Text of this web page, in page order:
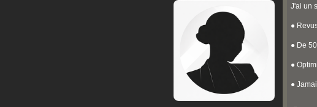
J'ai un
●
● De
●
●